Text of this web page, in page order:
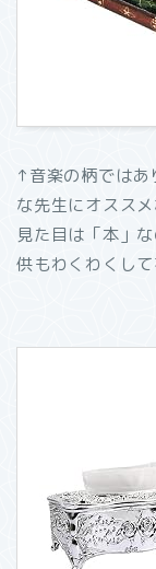
↑音楽の柄ではあ
な先生にオスス
見た目は「本」
供もわくわくし